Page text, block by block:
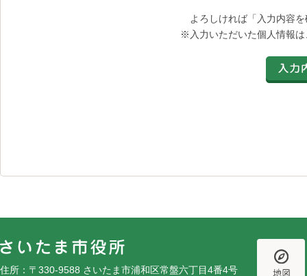
よろしければ「入力内容
※入力いただいた個人情報
住所：〒330-9588 さいたま市浦和区常盤六丁目4番4号